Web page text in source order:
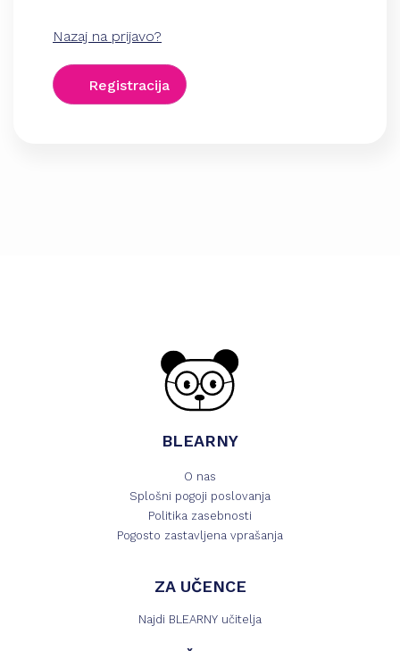
Nazaj na prijavo?
Registracija
BLEARNY
O nas
Splošni pogoji poslovanja
Politika zasebnosti
Pogosto zastavljena vprašanja
ZA UČENCE
Najdi BLEARNY učitelja